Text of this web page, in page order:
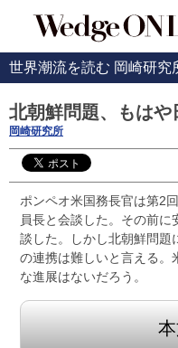
世界潮流を読む 岡崎研究
北朝鮮問題、もは
岡崎研究所
ポンペオ米国務長官は第2
員長と会談した。その前
談した。しかし北朝鮮問題
の連携は難しいと言える。
な進展はないだろう。